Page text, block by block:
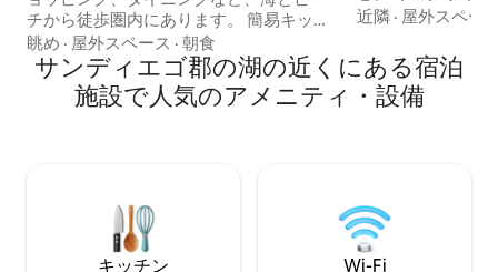
チから徒歩圏内にあります。 簡易キッチ
ンと快適に過ごすために必要なすべての
アメニティを備えたワンルームです。 Wi
- Fi、ケーブルテレビ、駐車場、リラック
スできるパティオが含まれています。 バ
は、滞在期間中に続きます。 アクセスに
加えて、駐車できる駐車スペースも2台あ
ります。 OBの駐車場は不足しているの
眺め · 屋外スペース · 朝食
と、リビングルー
ビーチチェア、タ
ーボックス。完璧に清潔。
ある小さなビー
み、50ポンドま
的な品種は禁止。
近隣 · 屋外スペー
サンディエゴ郡の湖の近くにある宿泊
施設で人気のアメニティ・設備
キッチン Wi-Fi